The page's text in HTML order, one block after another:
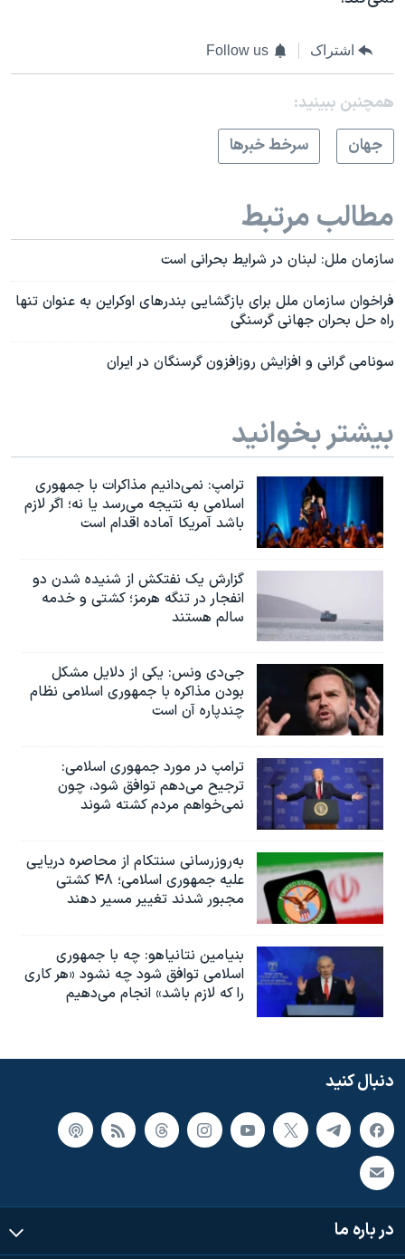
اشتراک Follow us
همچنبن ببینید:
جهان
سرخط خبرها
مطالب مرتبط
سازمان ملل: لبنان در شرایط بحرانی است
فراخوان سازمان ملل برای بازگشایی بندرهای اوکراین به عنوان تنها
راه حل بحران جهانی گرسنگی
سونامی گرانی و افزایش روزافزون گرسنگان در ایران
بیشتر بخوانید
ترامپ: نمی‌دانیم مذاکرات با جمهوری
اسلامی به نتیجه می‌رسد یا نه؛ اگر لازم
باشد آمریکا آماده اقدام است
گزارش یک نفتکش از شنیده شدن دو
انفجار در تنگه هرمز؛ کشتی و خدمه
سالم هستند
جی‌دی ونس: یکی از دلایل مشکل
بودن مذاکره با جمهوری اسلامی نظام
چندپاره آن است
ترامپ در مورد جمهوری اسلامی:
ترجیح می‌دهم توافق شود، چون
نمی‌خواهم مردم کشته شوند
به‌روزرسانی سنتکام از محاصره دریایی
علیه جمهوری اسلامی؛ ۴۸ کشتی
مجبور شدند تغییر مسیر دهند
بنیامین نتانیاهو: چه با جمهوری
اسلامی توافق شود چه نشود «هر کاری
را که لازم باشد» انجام می‌دهیم
دنبال کنید
در باره ما